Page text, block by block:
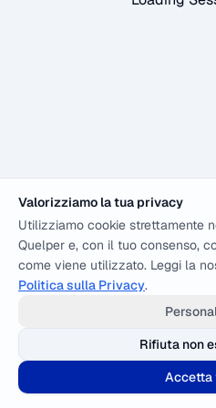
Valorizziamo la tua privacy
Utilizziamo cookie strettamente
Quelper e, con il tuo consenso,
come viene utilizzato. Leggi la
Politica sulla Privacy.
Rifiuta non
Accetta